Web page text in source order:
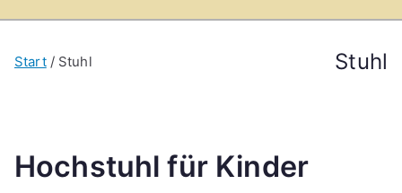
Stuhl
Start Stuhl
Hochstuhl für Kinder